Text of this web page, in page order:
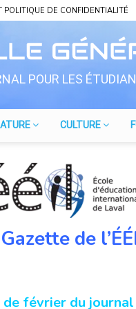
DE CONFIDENTIALITÉ
POUR LES
CULTURE
de
de février du